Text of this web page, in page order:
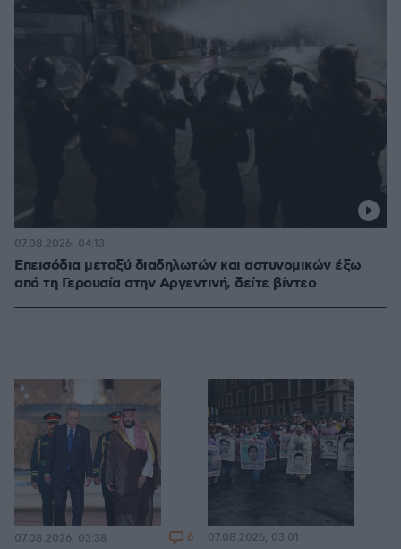
Επεισόδια μεταξύ διαδηλωτών και αστυνομικών έξω
από τη Γερουσία στην Αργεντινή, δείτε βίντεο
07.08.2026, 04:13
07.08.2026, 03:38 6 07.08.2026, 03:01